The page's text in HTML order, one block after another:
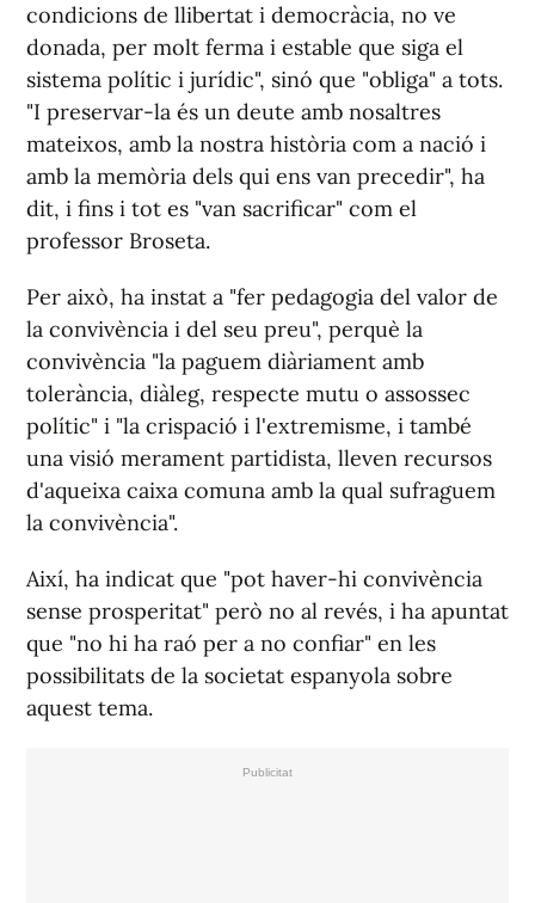
condicions de llibertat i democràcia, no ve
donada, per molt ferma i estable que siga el
sistema polític i jurídic", sinó que "obliga" a tots.
"I preservar-la és un deute amb nosaltres
mateixos, amb la nostra història com a nació i
amb la memòria dels qui ens van precedir", ha
dit, i fins i tot es "van sacrificar" com el
professor Broseta.
Per això, ha instat a "fer pedagogia del valor de
la convivència i del seu preu", perquè la
convivència "la paguem diàriament amb
tolerància, diàleg, respecte mutu o assossec
polític" i "la crispació i l'extremisme, i també
una visió merament partidista, lleven recursos
d'aqueixa caixa comuna amb la qual sufraguem
la convivència".
Així, ha indicat que "pot haver-hi convivència
sense prosperitat" però no al revés, i ha apuntat
que "no hi ha raó per a no confiar" en les
possibilitats de la societat espanyola sobre
aquest tema.